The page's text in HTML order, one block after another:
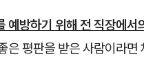
예방하기 위해 전 직장에
은 평판을 받은 사람이라면